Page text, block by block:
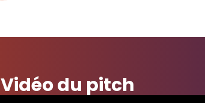
Vidéo du pitch